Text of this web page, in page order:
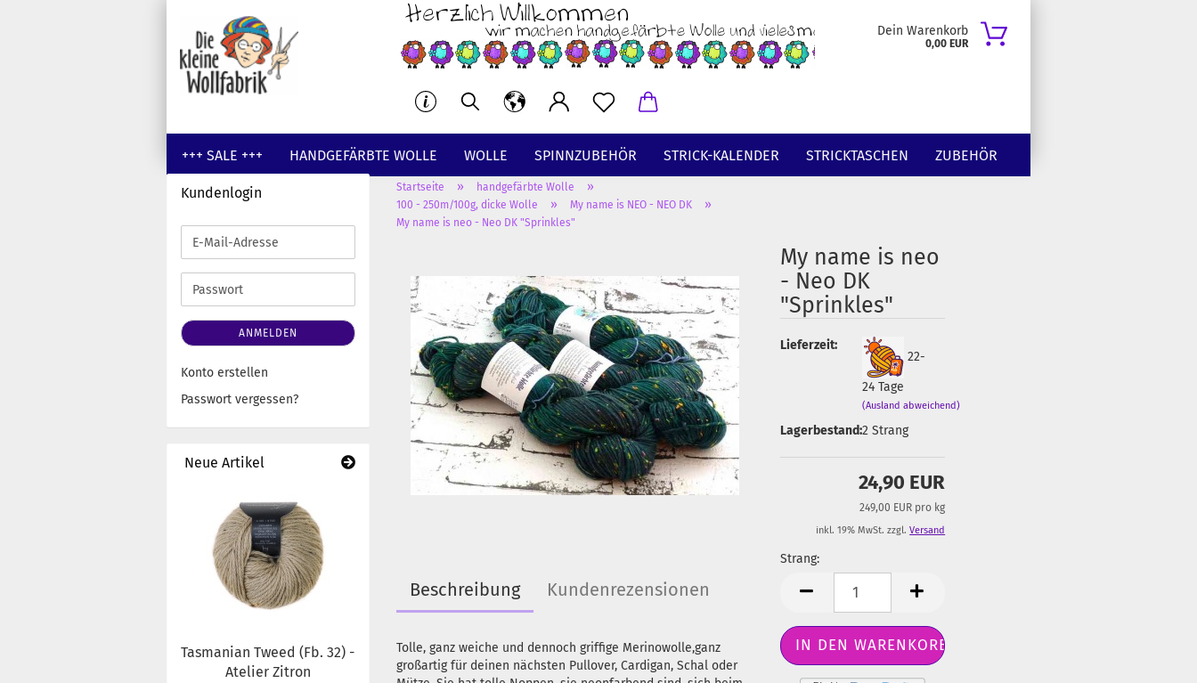
Dein Warenkorb
0,00 EUR
+++ SALE +++ HANDGEFÄRBTE WOLLE WOLLE SPINNZUBEHÖR STRICK-KALENDER STRICKTASCHEN ZUBEHÖR
GUTSCHEINE WOLLE UNGEFÄRBT
Startseite » handgefärbte Wolle »
100 - 250m/100g, dicke Wolle » My name is NEO - NEO DK »
My name is neo - Neo DK "Sprinkles"
My name is neo
- Neo DK
"Sprinkles"
Lieferzeit:
22-
24 Tage
(Ausland abweichend)
Lagerbestand:2 Strang
24,90 EUR
249,00 EUR pro kg
inkl. 19% MwSt. zzgl.Versand
Strang:
Strang
Beschreibung Kundenrezensionen
Tolle, ganz weiche und dennoch griffige Merinowolle,ganz
großartig für deinen nächsten Pullover, Cardigan, Schal oder
Kundenlogin
E-
Mail-
Adresse
Passwort
ANMELDEN
Konto erstellen
Passwort vergessen?
Neue Artikel
Tasmanian Tweed (Fb. 32) -
Atelier Zitron